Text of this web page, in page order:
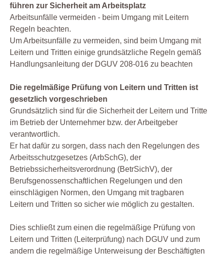
führen zur Sicherheit am Arbeitsplatz
Arbeitsunfälle vermeiden - beim Umgang mit Leitern
Regeln beachten.
Um Arbeitsunfälle zu vermeiden, sind beim Umgang mit
Leitern und Tritten einige grundsätzliche Regeln gemäß
Handlungsanleitung der DGUV 208-016 zu beachten
Die regelmäßige Prüfung von Leitern und Tritten ist
gesetzlich vorgeschrieben
Grundsätzlich sind für die Sicherheit der Leitern und Tritte
im Betrieb der Unternehmer bzw. der Arbeitgeber
verantwortlich.
Er hat dafür zu sorgen, dass nach den Regelungen des
Arbeitsschutzgesetzes (ArbSchG), der
Betriebssicherheitsverordnung (BetrSichV), der
Berufsgenossenschaftlichen Regelungen und den
einschlägigen Normen, den Umgang mit tragbaren
Leitern und Tritten so sicher wie möglich zu gestalten.
Dies schließt zum einen die regelmäßige Prüfung von
Leitern und Tritten (Leiterprüfung) nach DGUV und zum
andern die regelmäßige Unterweisung der Beschäftigten